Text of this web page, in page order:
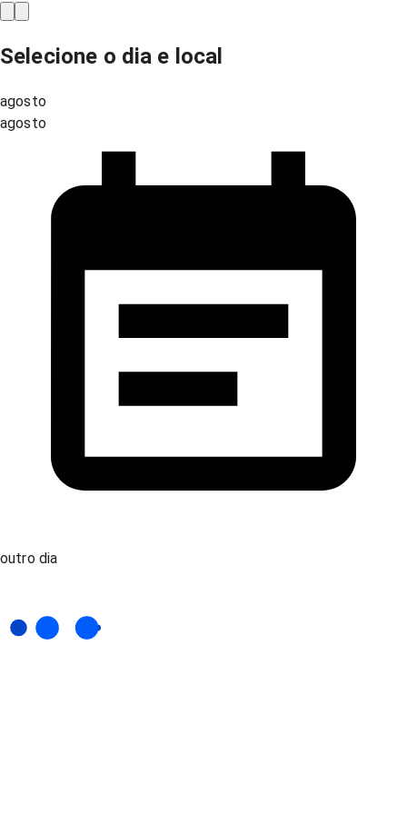
Selecione o dia e local
agosto
agosto
outro dia